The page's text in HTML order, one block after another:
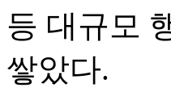
등 대규모
쌓았다.